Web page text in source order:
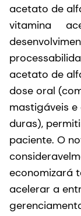
acetato de
vitamina
acetato de
dose oral
mastigáveis e
duras),
paciente. O
economizará
acelerar a